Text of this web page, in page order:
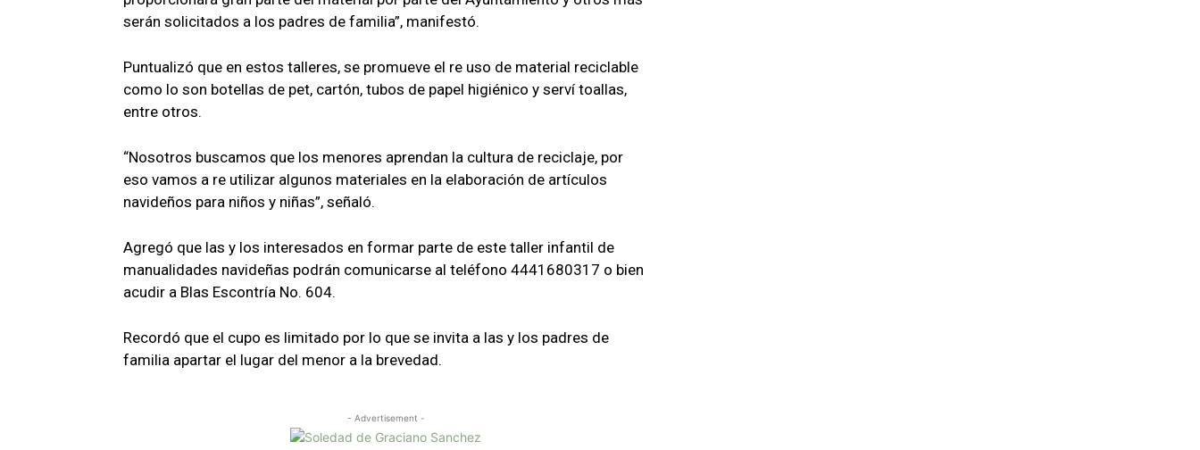
serán solicitados a los padres de familia”, manifestó.
Puntualizó que en estos talleres, se promueve el re uso de material reciclable
como lo son botellas de pet, cartón, tubos de papel higiénico y serví toallas,
entre otros.
“Nosotros buscamos que los menores aprendan la cultura de reciclaje, por
eso vamos a re utilizar algunos materiales en la elaboración de artículos
navideños para niños y niñas”, señaló.
Agregó que las y los interesados en formar parte de este taller infantil de
manualidades navideñas podrán comunicarse al teléfono 4441680317 o bien
acudir a Blas Escontría No. 604.
Recordó que el cupo es limitado por lo que se invita a las y los padres de
familia apartar el lugar del menor a la brevedad.
- Advertisement -